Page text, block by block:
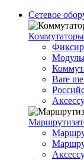
Сетевое
Коммутаторы
Bare